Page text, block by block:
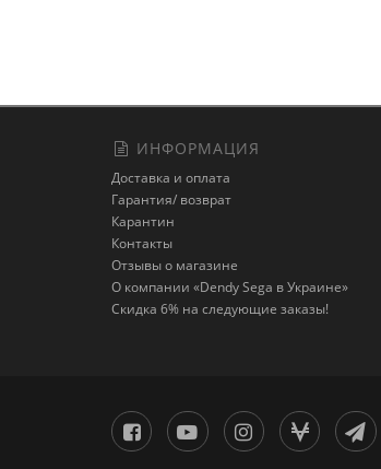
ИНФОРМАЦИЯ
Доставка и оплата
Гарантия/ возврат
Карантин
Контакты
Отзывы о магазине
О компании «Dendy Sega в Украине»
Скидка 6% на следующие заказы!